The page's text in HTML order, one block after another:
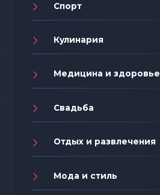
Спорт
Кулинария
Медицина и здоровье
Свадьба
Отдых и развлечения
Мода и стиль